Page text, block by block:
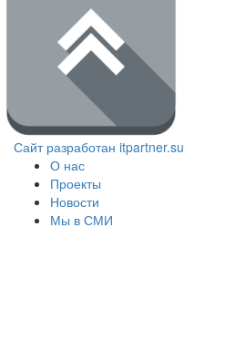
Сайт разработан itpartner.su
О нас
Проекты
Новости
Мы в СМИ